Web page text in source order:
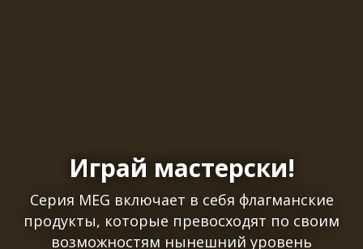
Играй мастерски!
Серия MEG включает в себя флагманские
продукты, которые превосходят по своим
возможностям нынешний уровень